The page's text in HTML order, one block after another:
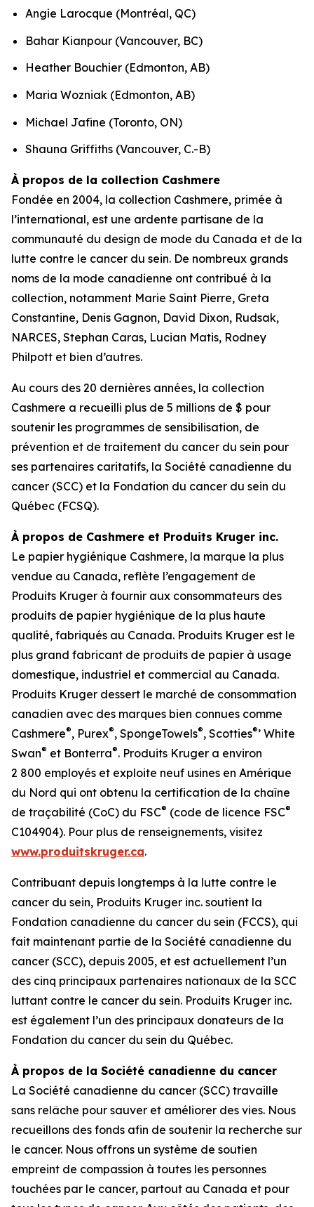
Angie Larocque (Montréal, QC)
Bahar Kianpour (Vancouver, BC)
Heather Bouchier (Edmonton, AB)
Maria Wozniak (Edmonton, AB)
Michael Jafine (Toronto, ON)
Shauna Griffiths (Vancouver, C.-B)
À propos de la collection Cashmere
Fondée en 2004, la collection Cashmere, primée à
l’international, est une ardente partisane de la
communauté du design de mode du Canada et de la
lutte contre le cancer du sein. De nombreux grands
noms de la mode canadienne ont contribué à la
collection, notamment Marie Saint Pierre, Greta
Constantine, Denis Gagnon, David Dixon, Rudsak,
NARCES, Stephan Caras, Lucian Matis, Rodney
Philpott et bien d’autres.
Au cours des 20 dernières années, la collection
Cashmere a recueilli plus de 5 millions de $ pour
soutenir les programmes de sensibilisation, de
prévention et de traitement du cancer du sein pour
ses partenaires caritatifs, la Société canadienne du
cancer (SCC) et la Fondation du cancer du sein du
Québec (FCSQ).
À propos de Cashmere et Produits Kruger inc.
Le papier hygiénique Cashmere, la marque la plus
vendue au Canada, reflète l’engagement de
Produits Kruger à fournir aux consommateurs des
produits de papier hygiénique de la plus haute
qualité, fabriqués au Canada. Produits Kruger est le
plus grand fabricant de produits de papier à usage
domestique, industriel et commercial au Canada.
Produits Kruger dessert le marché de consommation
canadien avec des marques bien connues comme
Cashmere®, Purex®, SpongeTowels®, Scotties®’ White
Swan® et Bonterra®. Produits Kruger a environ
2 800 employés et exploite neuf usines en Amérique
du Nord qui ont obtenu la certification de la chaîne
de traçabilité (CoC) du FSC® (code de licence FSC®
C104904). Pour plus de renseignements, visitez
www.produitskruger.ca.
Contribuant depuis longtemps à la lutte contre le
cancer du sein, Produits Kruger inc. soutient la
Fondation canadienne du cancer du sein (FCCS), qui
fait maintenant partie de la Société canadienne du
cancer (SCC), depuis 2005, et est actuellement l’un
des cinq principaux partenaires nationaux de la SCC
luttant contre le cancer du sein. Produits Kruger inc.
est également l’un des principaux donateurs de la
Fondation du cancer du sein du Québec.
À propos de la Société canadienne du cancer
La Société canadienne du cancer (SCC) travaille
sans relâche pour sauver et améliorer des vies. Nous
recueillons des fonds afin de soutenir la recherche sur
le cancer. Nous offrons un système de soutien
empreint de compassion à toutes les personnes
touchées par le cancer, partout au Canada et pour